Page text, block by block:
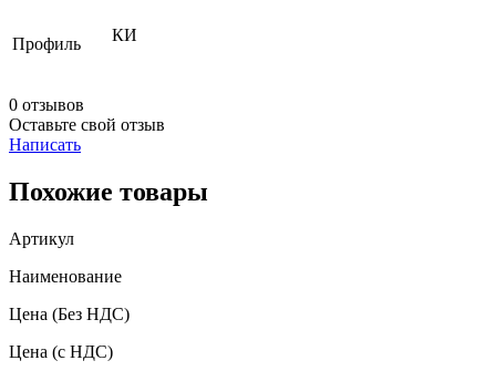
Профиль КИ
0 отзывов
Оставьте свой отзыв
Написать
Похожие товары
Артикул
Наименование
Цена (Без НДС)
Цена (с НДС)